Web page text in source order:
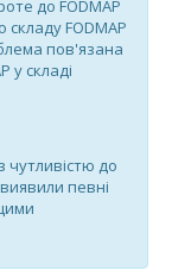
до FODMAP
FODMAP
пов'язана
складі
до
певні